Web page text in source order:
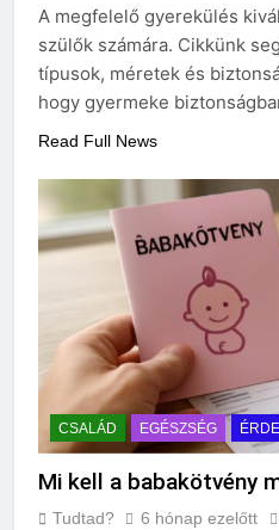
A megfelelő gyerekülés
szülők számára. Cikkünk
típusok, méretek és
hogy gyermeke
Read Full News
CSALÁD EGÉSZSÉG
Mi kell a babakötvény
Tudtad? 6 hónap ezelőtt